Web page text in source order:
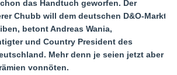
das Handtuch geworfen. Der
Chubb will dem deutschen D&O-Markt
betont Andreas Wania,
und Country President des
Mehr denn je seien jetzt aber
vonnöten.